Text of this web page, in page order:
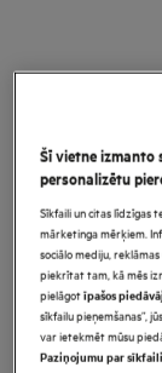
DVE5971HG
Vertikāla
Ražojuma
Priekšrocības
Tvaika nosūcējs
Šī vietne
personalizētu
Sīkfaili un citas līdzīgas
mārketinga mērķiem.
sociālo mediju,
piekrītat tam, kā mēs
pielāgotīpašos
sīkfailu pieņemšanas”,
var ietekmēt mūsu
Paziņojumu par